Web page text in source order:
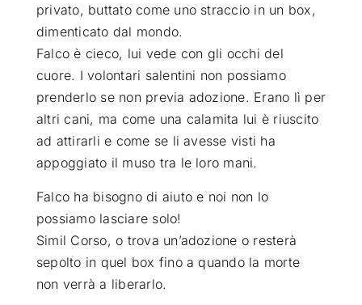
privato, buttato come uno straccio in un box,
dimenticato dal mondo.
Falco è cieco, lui vede con gli occhi del
cuore. I volontari salentini non possiamo
prenderlo se non previa adozione. Erano lì per
altri cani, ma come una calamita lui è riuscito
ad attirarli e come se li avesse visti ha
appoggiato il muso tra le loro mani.
Falco ha bisogno di aiuto e noi non lo
possiamo lasciare solo!
Simil Corso, o trova un’adozione o resterà
sepolto in quel box fino a quando la morte
non verrà a liberarlo.